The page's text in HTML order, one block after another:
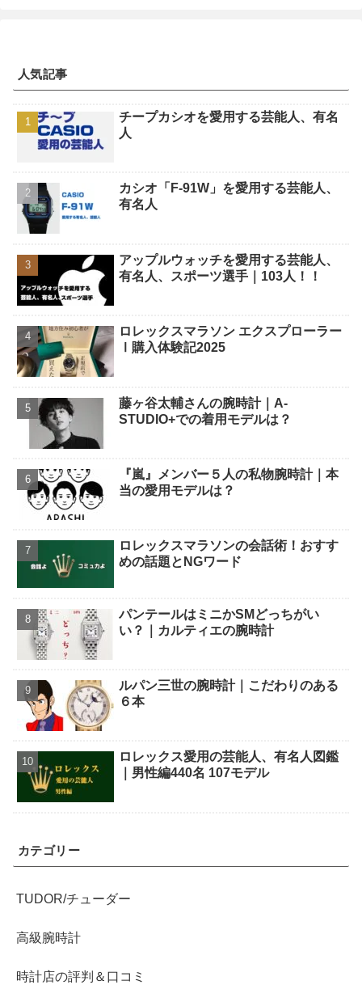
人気記事
チープカシオを愛用する芸能人、有名
人
カシオ「F-91W」を愛用する芸能人、
有名人
アップルウォッチを愛用する芸能人、
有名人、スポーツ選手｜103人！！
ロレックスマラソン エクスプローラー
Ⅰ購入体験記2025
藤ヶ谷太輔さんの腕時計｜A-
STUDIO+での着用モデルは？
『嵐』メンバー５人の私物腕時計｜本
当の愛用モデルは？
ロレックスマラソンの会話術！おすす
めの話題とNGワード
パンテールはミニかSMどっちがい
い？｜カルティエの腕時計
ルパン三世の腕時計｜こだわりのある
６本
ロレックス愛用の芸能人、有名人図鑑
｜男性編440名 107モデル
カテゴリー
TUDOR/チューダー
高級腕時計
時計店の評判＆口コミ